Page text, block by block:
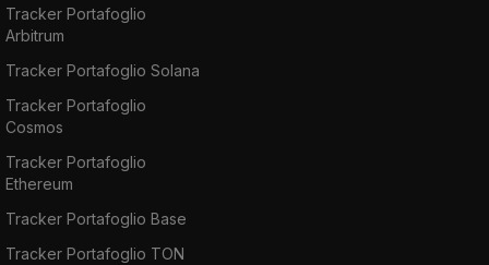
Tracker Portafoglio
Arbitrum
Tracker Portafoglio Solana
Tracker Portafoglio
Cosmos
Tracker Portafoglio
Ethereum
Tracker Portafoglio Base
Tracker Portafoglio TON